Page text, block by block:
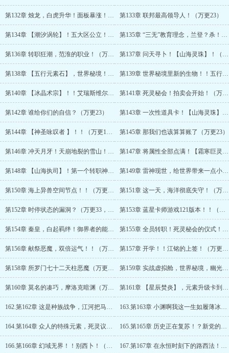
第132章 烛龙，白虎升华！面板暴涨！！（万更13） 第133章 联邦最高领导人！（万更23）
第134章 【潮汐涡轮】！五大区公立！（万更33） 第135章 “三无”教育理念，兰登？杀！！（万更13）
第136章 转职狂潮，范淮的职业！（万更23） 第137章 问天寻卜！【山海灵珠】！（万更33）
第138章 【五行元素石】，世界秘境！！！（万更13） 第139章 世界秘境里新的生物！！五行元素石到手！（万更23）
第140章 【冰晶术宗】！！艾瑞斯维尔的风霜（万更33） 第141章 死灵秘会！拍卖会开始！（万更13）
第142章 谁给你们的自信？（万更23） 第143章 一次性道具卡！【山海灵珠】到手！（万更33）
第144章 【神圣咏叹者 】！！（万更13） 第145章 那我们也该算算账了（万更23）
第146章 冲天月牙！天崩地裂的雪山！！（万更33） 第147章 将属性全部点满！【霜寒巨灵】！（万更13，求月票！！）
第148章 【山海执司】！第一个转职神话的男人！（万更23，求月票） 第149章 雷神现世，给世界带来一点小小的震撼（万更33，求月票）
第150章 海上异兽空间节点！！（万更13，求月票） 第151章 这一天，海洋彻底失守！（万更23，求月票）
第152章 时停状态的漏洞？（万更33，求月票） 第153章 蓝星卡师游戏121版本！！（万更13，求月票呀）
第154章 秦皇，白起羁绊！御界者的能力！（万更23，求月票） 第155章 全员转职！死灵秘会的仪式！（万更33，求月票！）
第156章 献祭恶魔，双倍运气！！（万更13，求月票） 第157章 开学！！江铭的上签！（万更23，求月票）
第158章 所罗门七十二天柱恶魔（万更33，求月票呀） 第159章 实战虚拟舱，世界秘境，幽光！！（万更13，求点月票呀）
第160章 莫名的凑巧，摩洛克暗渊（万更23，求点月票呀！） 第161章 【星辰焚炎】，元素升级卡到手！（万更33，求点月票呀）
162.第162章 这是种族战争，江河把马宇宰了？（万更13） 163.第163章 小渊啊我这一生如履薄冰，你说我能走到对岸吗？（万更23）
164.第164章 众人的特殊元素，死灵议会？（万更33） 165.第165章 历史正在复苏！？新党的荣光！（万更13）
166.第166章 幻域无界！！别西卜！（万更23） 167.第167章 在永恒时刻下的路西法！（万更33）